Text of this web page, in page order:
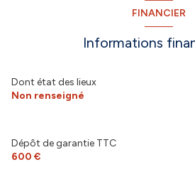
FINANCIER
Informations
Dont état des lieux
Non renseigné
Dépôt de garantie TTC
600 €